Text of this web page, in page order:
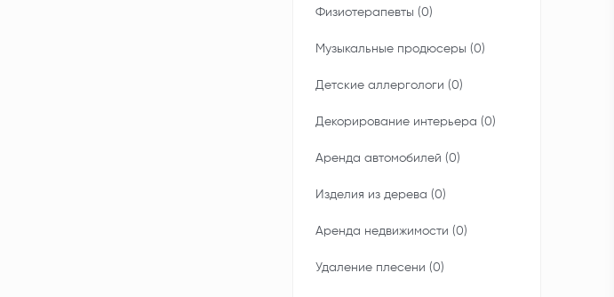
Физиотерапевты (0)
Музыкальные продюсеры (0)
Детские аллергологи (0)
Декорирование интерьера (0)
Аренда автомобилей (0)
Изделия из дерева (0)
Аренда недвижимости (0)
Удаление плесени (0)